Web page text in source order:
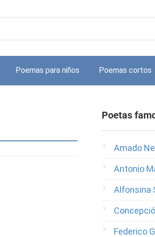
Poemas para niños Poemas cortos
Poetas
Amado
Antonio
Alfonsina
Federico